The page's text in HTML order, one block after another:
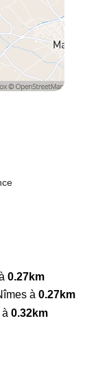
0.27km
à 0.27km
à0.32km